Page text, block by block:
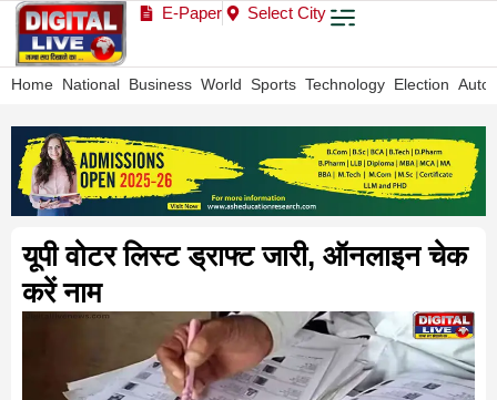
E-Paper Select City
Home National Business World Sports Technology Election Auto
यूपी वोटर लिस्ट ड्राफ्ट जारी, ऑनलाइन चेक
करें नाम